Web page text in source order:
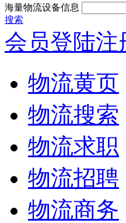
海量物流设备信息
搜索
会员登陆注
物流黄页
物流搜索
物流求职
物流招聘
物流商务